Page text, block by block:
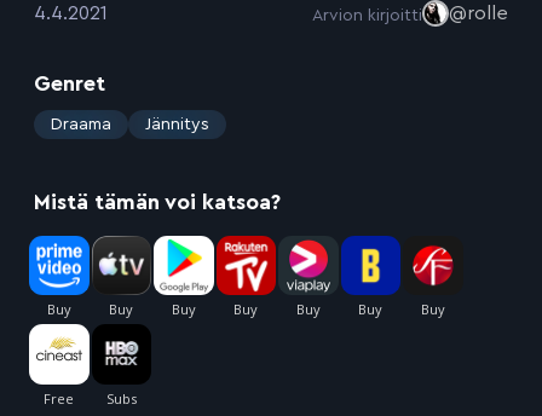
:4.4.2021 Arvion kirjoitti @rolle
Genret
: Draama Jännitys
Mistä tämän voi katsoa?